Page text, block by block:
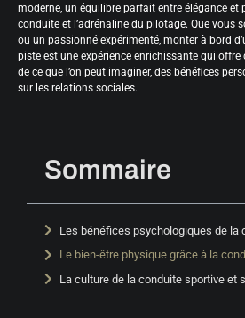
moderne, un équilibre parfait entre élégance et
conduite et l’adrénaline du pilotage. Que vous
ou un passionné expérimenté, monter à bord
piste est une expérience enrichissante qui
de ce que l’on peut imaginer, des bénéfices
sur les relations sociales.
Sommaire
Les bénéfices psychologiques de la
Le bien-être physique grâce à la
La culture de la conduite sportive et